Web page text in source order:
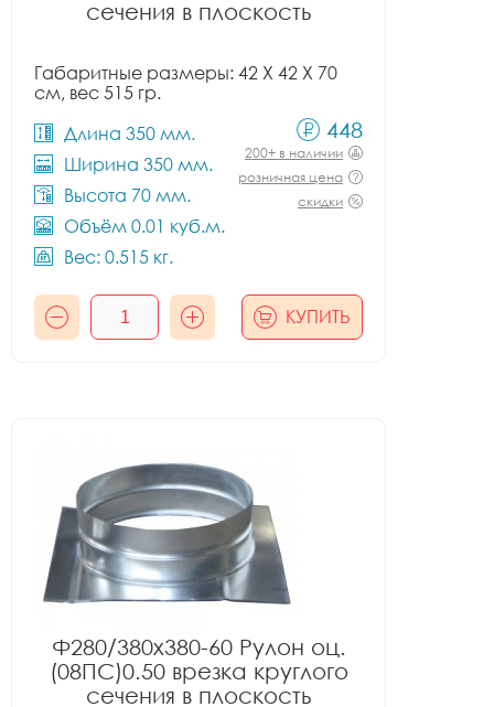
сечения в плоскость
Габаритные размеры: 42 X 42 X 70
см, вес 515 гр.
Длина 350 мм.
Ширина 350 мм.
Высота 70 мм.
Объём 0.01 куб.м.
Вес: 0.515 кг.
448
200+ в наличии
розничная цена
скидки
КУПИТЬ
Ф280/380x380-60 Рулон оц.
(08ПС)0.50 врезка круглого
сечения в плоскость